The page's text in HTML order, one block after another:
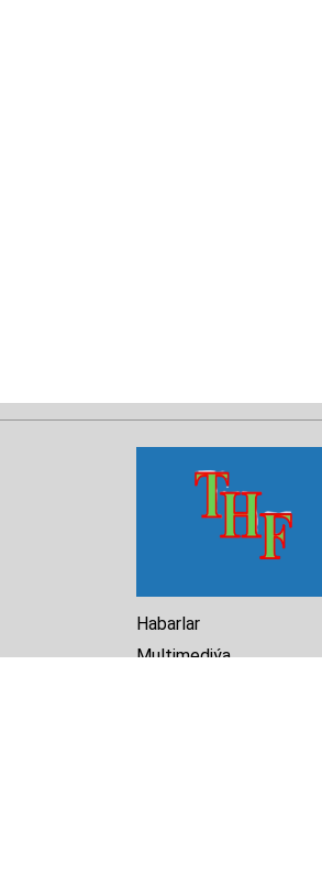
Habarlar
Multimediýa